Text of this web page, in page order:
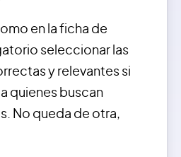
en la ficha de
seleccionar las
y relevantes si
quienes buscan
No queda de otra,